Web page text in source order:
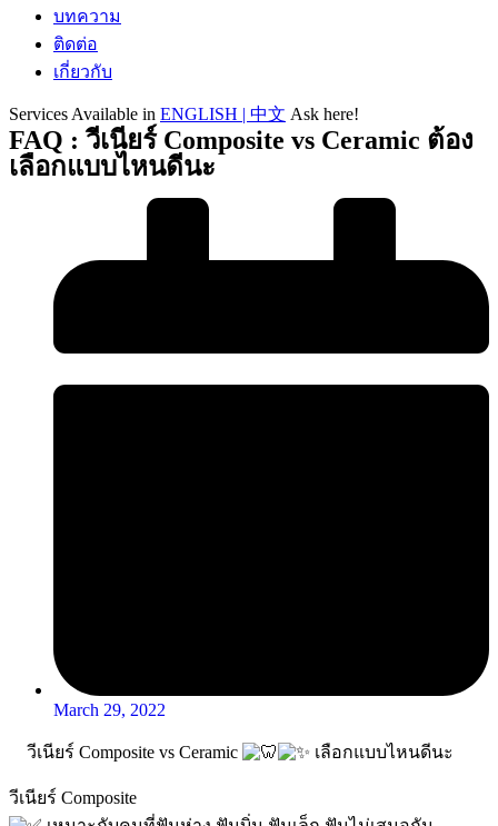
บทความ
ติดต่อ
เกี่ยวกับ
Services Available in ENGLISH | 中文 Ask here!
FAQ : วีเนียร์ Composite vs Ceramic ต้อง
เลือกแบบไหนดีนะ
March 29, 2022
วีเนียร์ Composite vs Ceramic เลือกแบบไหนดีนะ
วีเนียร์ Composite